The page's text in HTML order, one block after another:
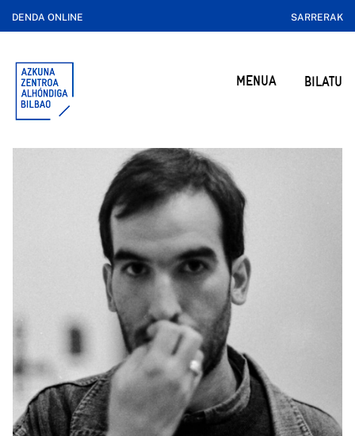
DENDA ONLINE SARRERAK
MENUA BILATU